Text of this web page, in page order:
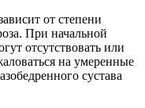
от степени
При начальной
отсутствовать или
на умеренные
сустава